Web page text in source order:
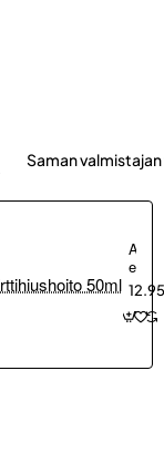
Saman
Am
eco
50ml